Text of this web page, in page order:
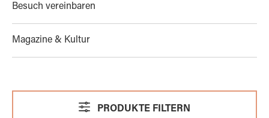
Besuch vereinbaren
Magazine & Kultur
PRODUKTE FILTERN